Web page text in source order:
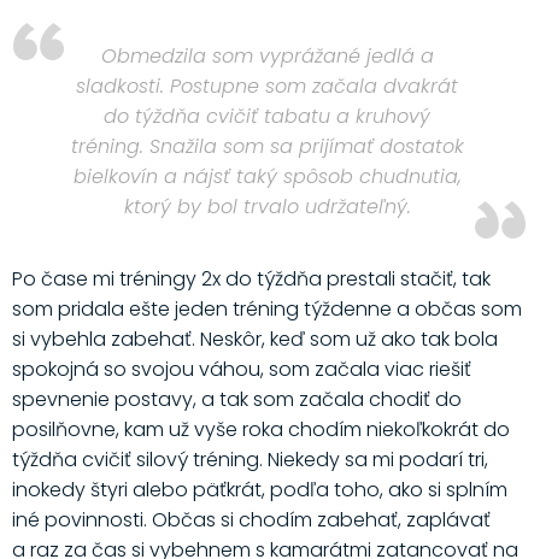
Obmedzila som vyprážané jedlá a
sladkosti. Postupne som začala dvakrát
do týždňa cvičiť tabatu a kruhový
tréning. Snažila som sa prijímať dostatok
bielkovín a nájsť taký spôsob chudnutia,
ktorý by bol trvalo udržateľný.
Po čase mi tréningy 2x do týždňa prestali stačiť, tak
som pridala ešte jeden tréning týždenne a občas som
si vybehla zabehať. Neskôr, keď som už ako tak bola
spokojná so svojou váhou, som začala viac riešiť
spevnenie postavy, a tak som začala chodiť do
posilňovne, kam už vyše roka chodím niekoľkokrát do
týždňa cvičiť silový tréning. Niekedy sa mi podarí tri,
inokedy štyri alebo päťkrát, podľa toho, ako si splním
iné povinnosti. Občas si chodím zabehať, zaplávať
a raz za čas si vybehnem s kamarátmi zatancovať na